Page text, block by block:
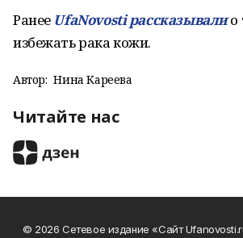
Ранее UfaNovosti рассказывалио
избежать рака кожи.
Автор: Нина Кареева
Читайте нас
© 2026 Сетевое издание «Сайт